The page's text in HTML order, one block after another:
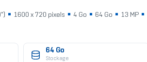
1600 x 720 pixels 4 Go 64 Go
13 MP
64 Go
Stockage